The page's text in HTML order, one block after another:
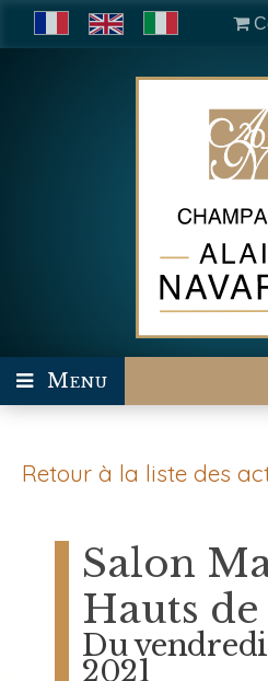
Menu
Retour à la liste des
Salon
Hauts
Du
2021